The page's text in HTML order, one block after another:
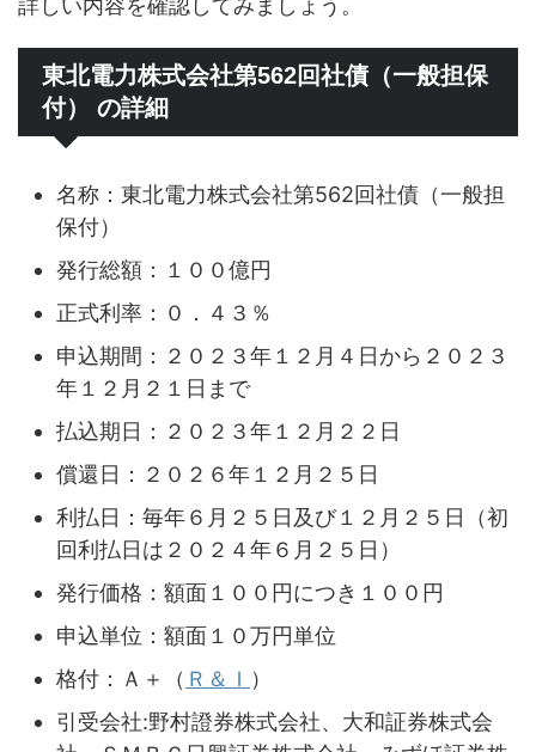
詳しい内容を確認してみましょう。
東北電力株式会社第562回社債（一般担保
付） の詳細
名称：東北電力株式会社第562回社債（一般担
保付）
発行総額：１００億円
正式利率：０．４３％
申込期間：２０２３年１２月４日から２０２３
年１２月２１日まで
払込期日：２０２３年１２月２２日
償還日：２０２６年１２月２５日
利払日：毎年６月２５日及び１２月２５日（初
回利払日は２０２４年６月２５日）
発行価格：額面１００円につき１００円
申込単位：額面１０万円単位
格付：Ａ＋（ Ｒ＆Ｉ ）
引受会社:野村證券株式会社、大和証券株式会